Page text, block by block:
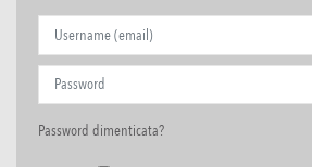
Password dimenticata?